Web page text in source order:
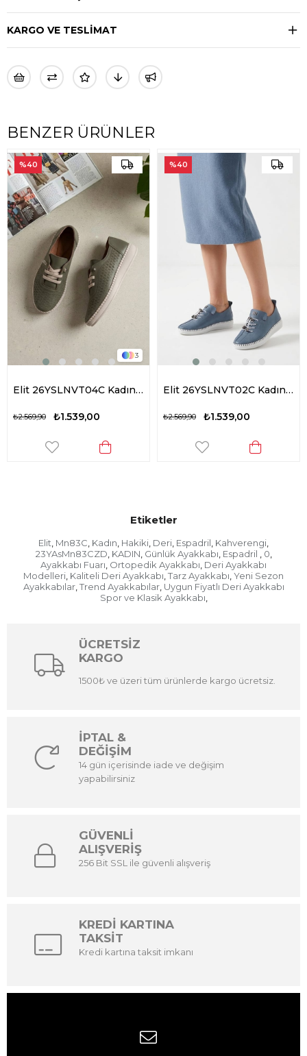
KARGO VE TESLİMAT
BENZER ÜRÜNLER
3
Elit 26YSLNVT04C Kadın Hakiki Deri Espadril Yeşil
₺1.539,00
₺2.569,90
%40
Elit 26YSLNVT02C Kadın Hakiki Deri Espadril Mavi
₺1.539,00
₺2.569,90
%40
Etiketler
Elit, Mn83C, Kadın, Hakiki, Deri, Espadril, Kahverengi,
23YAsMn83CZD, KADIN, Günlük Ayakkabı, Espadril , 0,
Ayakkabı Fuarı, Ortopedik Ayakkabı, Deri Ayakkabı
Modelleri, Kaliteli Deri Ayakkabı, Tarz Ayakkabı, Yeni Sezon
Ayakkabılar, Trend Ayakkabılar, Uygun Fiyatlı Deri Ayakkabı
Spor ve Klasik Ayakkabı,
ÜCRETSİZ
KARGO
1500₺ ve üzeri tüm ürünlerde kargo ücretsiz.
İPTAL &
DEĞİŞİM
14 gün içerisinde iade ve değişim
yapabilirsiniz
GÜVENLİ
ALIŞVERİŞ
256 Bit SSL ile güvenli alışveriş
KREDİ KARTINA
TAKSİT
Kredi kartına taksit imkanı